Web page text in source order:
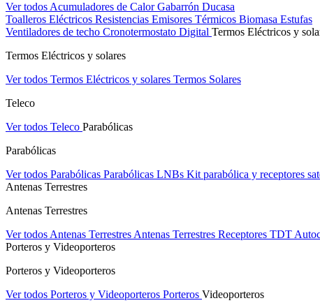
Ver todos Acumuladores de CalorGabarrón Ducasa
Toalleros Eléctricos Resistencias Emisores Térmicos Biomasa Estufas
Ventiladores de techo Cronotermostato Digital Termos Eléctricos y
Termos Eléctricos y solares
Ver todos Termos Eléctricos y solares Termos Solares
Teleco
Ver todos Teleco Parabólicas
Parabólicas
Ver todos Parabólicas Parabólicas LNBs Kit parabólica y receptores
Antenas Terrestres
Antenas Terrestres
Ver todos Antenas Terrestres Antenas Terrestres Receptores TDT
Porteros y Videoporteros
Porteros y Videoporteros
Ver todos Porteros y Videoporteros Porteros Videoporteros